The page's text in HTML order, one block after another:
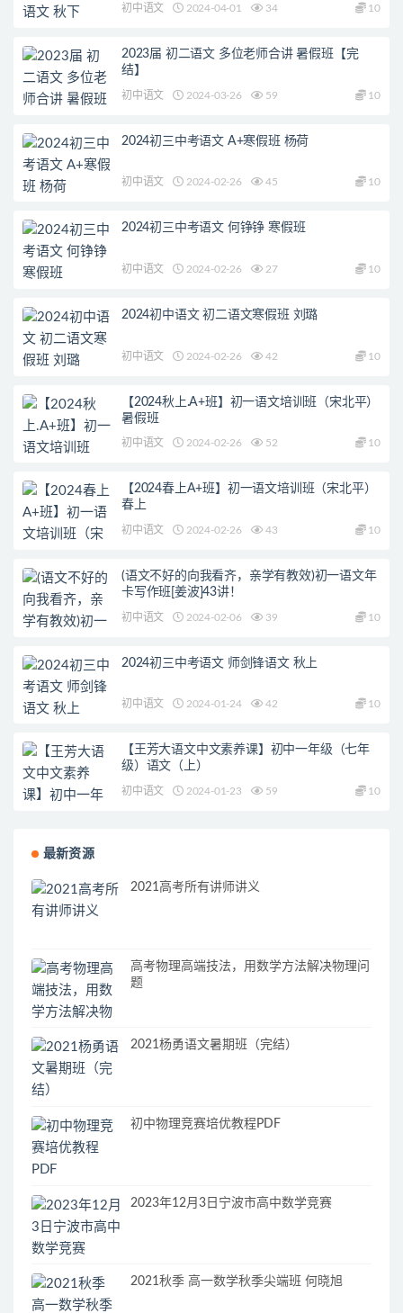
初中语文 2024-04-01 34 10
2023届 初二语文 多位老师合讲 暑假班【完
结】
初中语文 2024-03-26 59 10
2024初三中考语文 A+寒假班 杨荷
初中语文 2024-02-26 45 10
2024初三中考语文 何铮铮 寒假班
初中语文 2024-02-26 27 10
2024初中语文 初二语文寒假班 刘璐
初中语文 2024-02-26 42 10
【2024秋上.A+班】初一语文培训班（宋北平）
暑假班
初中语文 2024-02-26 52 10
【2024春上A+班】初一语文培训班（宋北平）
春上
初中语文 2024-02-26 43 10
(语文不好的向我看齐，亲学有教效)初一语文年
卡写作班[姜波]43讲！
初中语文 2024-02-06 39 10
2024初三中考语文 师剑锋语文 秋上
初中语文 2024-01-24 42 10
【王芳大语文中文素养课】初中一年级（七年
级）语文（上）
初中语文 2024-01-23 59 10
最新资源
2021高考所有讲师讲义
高考物理高端技法，用数学方法解决物理问
题
2021杨勇语文暑期班（完结）
初中物理竞赛培优教程PDF
2023年12月3日宁波市高中数学竞赛
2021秋季 高一数学秋季尖端班 何晓旭